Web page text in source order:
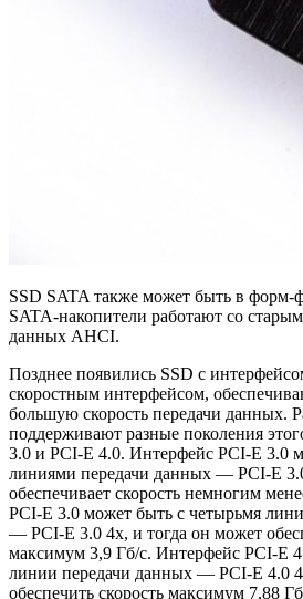
SSD SATA также может быть в форм-
SATA-накопители работают со
данных AHCI.
Позднее появились SSD с
скоростным интерфейсом,
большую скорость передачи данных.
поддерживают разные поколения
3.0 и PCI-E 4.0. Интерфейс PCI-E 3.0
линиями передачи данных — PCI-E
обеспечивает скорость немногим
PCI-E 3.0 может быть с четырьмя
— PCI-E 3.0 4х, и тогда он может
максимум 3,9 Гб/с. Интерфейс PCI-E
линии передачи данных — PCI-E 4.0
обеспечить скорость максимум 7,88